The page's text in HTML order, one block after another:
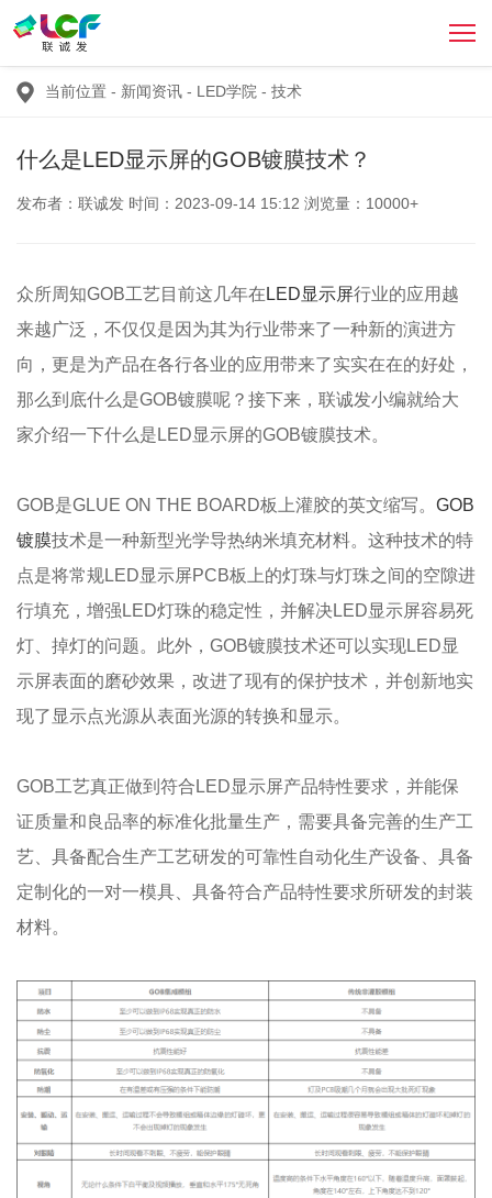
当前位置 - 新闻资讯 - LED学院 - 技术
什么是LED显示屏的GOB镀膜技术？
发布者：联诚发 时间：2023-09-14 15:12 浏览量：10000+
众所周知GOB工艺目前这几年在 LED显示屏行业的应用越
来越广泛，不仅仅是因为其为行业带来了一种新的演进方
向，更是为产品在各行各业的应用带来了实实在在的好处，
那么到底什么是GOB镀膜呢？接下来，联诚发小编就给大
家介绍一下什么是LED显示屏的GOB镀膜技术。
GOB是GLUE ON THE BOARD板上灌胶的英文缩写。 GOB
镀膜技术是一种新型光学导热纳米填充材料。这种技术的特
点是将常规LED显示屏PCB板上的灯珠与灯珠之间的空隙进
行填充，增强LED灯珠的稳定性，并解决LED显示屏容易死
灯、掉灯的问题。此外，GOB镀膜技术还可以实现LED显
示屏表面的磨砂效果，改进了现有的保护技术，并创新地实
现了显示点光源从表面光源的转换和显示。
GOB工艺真正做到符合LED显示屏产品特性要求，并能保
证质量和良品率的标准化批量生产，需要具备完善的生产工
艺、具备配合生产工艺研发的可靠性自动化生产设备、具备
定制化的一对一模具、具备符合产品特性要求所研发的封装
材料。